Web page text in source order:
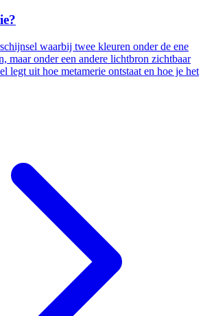
waarbij twee kleuren onder de ene
maar onder een andere lichtbron zichtbaar
legt uit hoe metamerie ontstaat en hoe je het